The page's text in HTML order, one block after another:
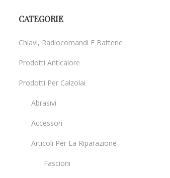
CATEGORIE
Chiavi, Radiocomandi E Batterie
Prodotti Anticalore
Prodotti Per Calzolai
Abrasivi
Accessori
Articoli Per La Riparazione
Fascioni